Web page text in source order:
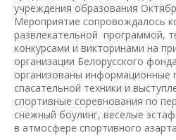
учреждения образования
Мероприятие сопровождалось
развлекательной программой,
конкурсами и викторинами на
организации Белорусского
организованы информационные
спасательной техники и
спортивные соревнования по
снежный боулинг, веселые
в атмосфере спортивного